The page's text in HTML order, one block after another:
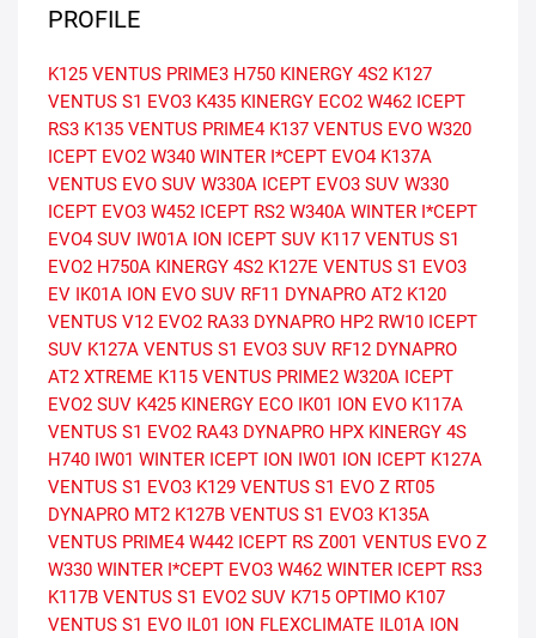
PROFILE
K125 VENTUS PRIME3 H750 KINERGY 4S2 K127
VENTUS S1 EVO3 K435 KINERGY ECO2 W462 ICEPT
RS3 K135 VENTUS PRIME4 K137 VENTUS EVO W320
ICEPT EVO2 W340 WINTER I*CEPT EVO4 K137A
VENTUS EVO SUV W330A ICEPT EVO3 SUV W330
ICEPT EVO3 W452 ICEPT RS2 W340A WINTER I*CEPT
EVO4 SUV IW01A ION ICEPT SUV K117 VENTUS S1
EVO2 H750A KINERGY 4S2 K127E VENTUS S1 EVO3
EV IK01A ION EVO SUV RF11 DYNAPRO AT2 K120
VENTUS V12 EVO2 RA33 DYNAPRO HP2 RW10 ICEPT
SUV K127A VENTUS S1 EVO3 SUV RF12 DYNAPRO
AT2 XTREME K115 VENTUS PRIME2 W320A ICEPT
EVO2 SUV K425 KINERGY ECO IK01 ION EVO K117A
VENTUS S1 EVO2 RA43 DYNAPRO HPX KINERGY 4S
H740 IW01 WINTER ICEPT ION IW01 ION ICEPT K127A
VENTUS S1 EVO3 K129 VENTUS S1 EVO Z RT05
DYNAPRO MT2 K127B VENTUS S1 EVO3 K135A
VENTUS PRIME4 W442 ICEPT RS Z001 VENTUS EVO Z
W330 WINTER I*CEPT EVO3 W462 WINTER ICEPT RS3
K117B VENTUS S1 EVO2 SUV K715 OPTIMO K107
VENTUS S1 EVO IL01 ION FLEXCLIMATE IL01A ION